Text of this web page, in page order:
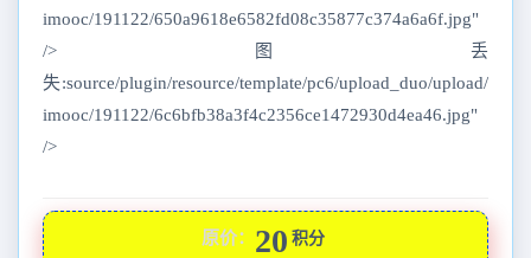
imooc/191122/650a9618e6582fd08c35877c374a6a6f.jpg"
/>图丢
失:source/plugin/resource/template/pc6/upload_duo/upload/
imooc/191122/6c6bfb38a3f4c2356ce1472930d4ea46.jpg"
/>
原价： 20 积分